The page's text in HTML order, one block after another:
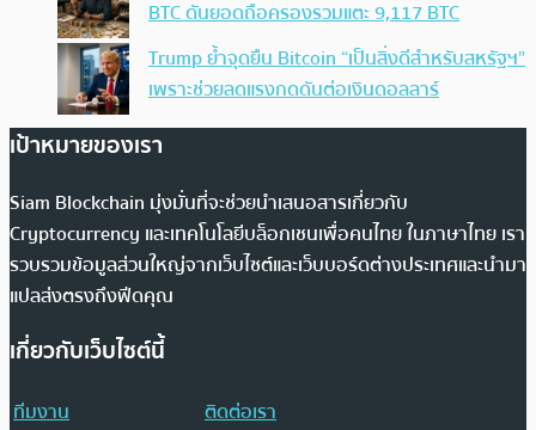
BTC ดันยอดถือครองรวมแตะ 9,117 BTC
Trump ย้ำจุดยืน Bitcoin “เป็นสิ่งดีสำหรับสหรัฐฯ”
เพราะช่วยลดแรงกดดันต่อเงินดอลลาร์
เป้าหมายของเรา
Siam Blockchain มุ่งมั่นที่จะช่วยนำเสนอสารเกี่ยวกับ
Cryptocurrency และเทคโนโลยีบล็อกเชนเพื่อคนไทย ในภาษาไทย เรา
รวบรวมข้อมูลส่วนใหญ่จากเว็บไซต์และเว็บบอร์ดต่างประเทศและนำมา
แปลส่งตรงถึงฟีดคุณ
เกี่ยวกับเว็บไซต์นี้
ทีมงาน
ติดต่อเรา